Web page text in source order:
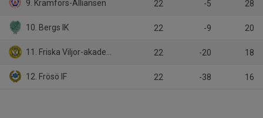
9. Kramfors-Alliansen 22 -5 28
10. Bergs IK 22 -9 20
11. Friska Viljor-akademi FC 22 -20 18
12. Frösö IF 22 -38 16